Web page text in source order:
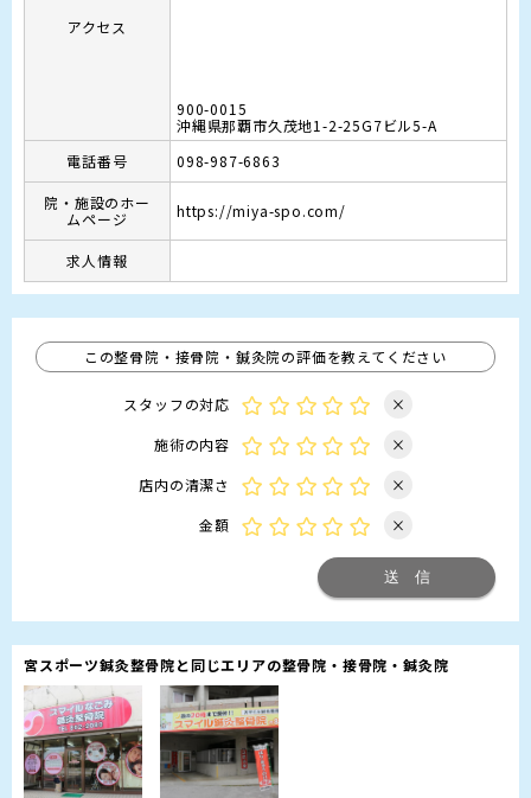
アクセス
900-0015
沖縄県那覇市久茂地1-2-25G7ビル5-A
電話番号
098-987-6863
院・施設のホー
ムページ
https://miya-spo.com/
求人情報
この整骨院・接骨院・鍼灸院の評価を教えてください
スタッフの対応
×
施術の内容
×
店内の清潔さ
×
金額
×
宮スポーツ鍼灸整骨院と同じエリアの整骨院・接骨院・鍼灸院